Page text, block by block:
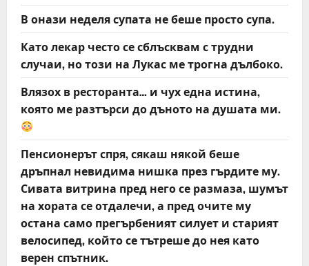
В онази неделя супата не беше просто супа.
Като лекар често се сблъсквам с трудни
случаи, но този на Лукас ме трогна дълбоко.
Влязох в ресторанта… и чух една истина,
която ме разтърси до дъното на душата ми.
Пенсионерът спря, сякаш някой беше
дръпнал невидима нишка през гърдите му.
Сивата витрина пред него се размаза, шумът
на хората се отдалечи, а пред очите му
остана само прегърбеният силует и старият
велосипед, който се тътреше до нея като
верен спътник.